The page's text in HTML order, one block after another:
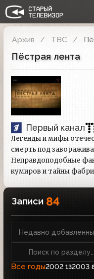
Архив ТВС
Пёстрая лента
Первый канал
Легенды и мифы
смерть под
Неправдоподобные
кумиров и тайны
Записи 84
Все годы2002 132003